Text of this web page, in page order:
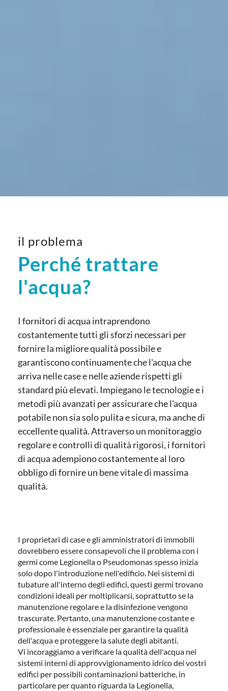
il problema
Perché trattare
l'acqua?
I fornitori di acqua intraprendono
costantemente tutti gli sforzi necessari per
fornire la migliore qualità possibile e
garantiscono continuamente che l'acqua che
arriva nelle case e nelle aziende rispetti gli
standard più elevati. Impiegano le tecnologie e i
metodi più avanzati per assicurare che l'acqua
potabile non sia solo pulita e sicura, ma anche di
eccellente qualità. Attraverso un monitoraggio
regolare e controlli di qualità rigorosi, i fornitori
di acqua adempiono costantemente al loro
obbligo di fornire un bene vitale di massima
qualità.
I proprietari di case e gli amministratori di immobili
dovrebbero essere consapevoli che il problema con i
germi come Legionella o Pseudomonas spesso inizia
solo dopo l'introduzione nell'edificio. Nei sistemi di
tubature all'interno degli edifici, questi germi trovano
condizioni ideali per moltiplicarsi, soprattutto se la
manutenzione regolare e la disinfezione vengono
trascurate. Pertanto, una manutenzione costante e
professionale è essenziale per garantire la qualità
dell'acqua e proteggere la salute degli abitanti.
Vi incoraggiamo a verificare la qualità dell'acqua nei
sistemi interni di approvvigionamento idrico dei vostri
edifici per possibili contaminazioni batteriche, in
particolare per quanto riguarda la Legionella,